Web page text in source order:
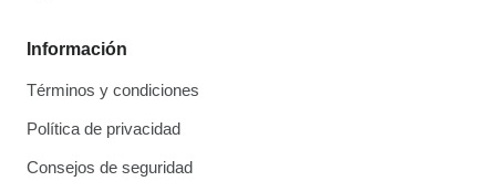
Información
Términos y condiciones
Política de privacidad
Consejos de seguridad